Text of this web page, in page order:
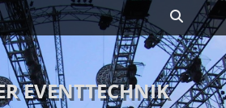
EVENTTECHNIK